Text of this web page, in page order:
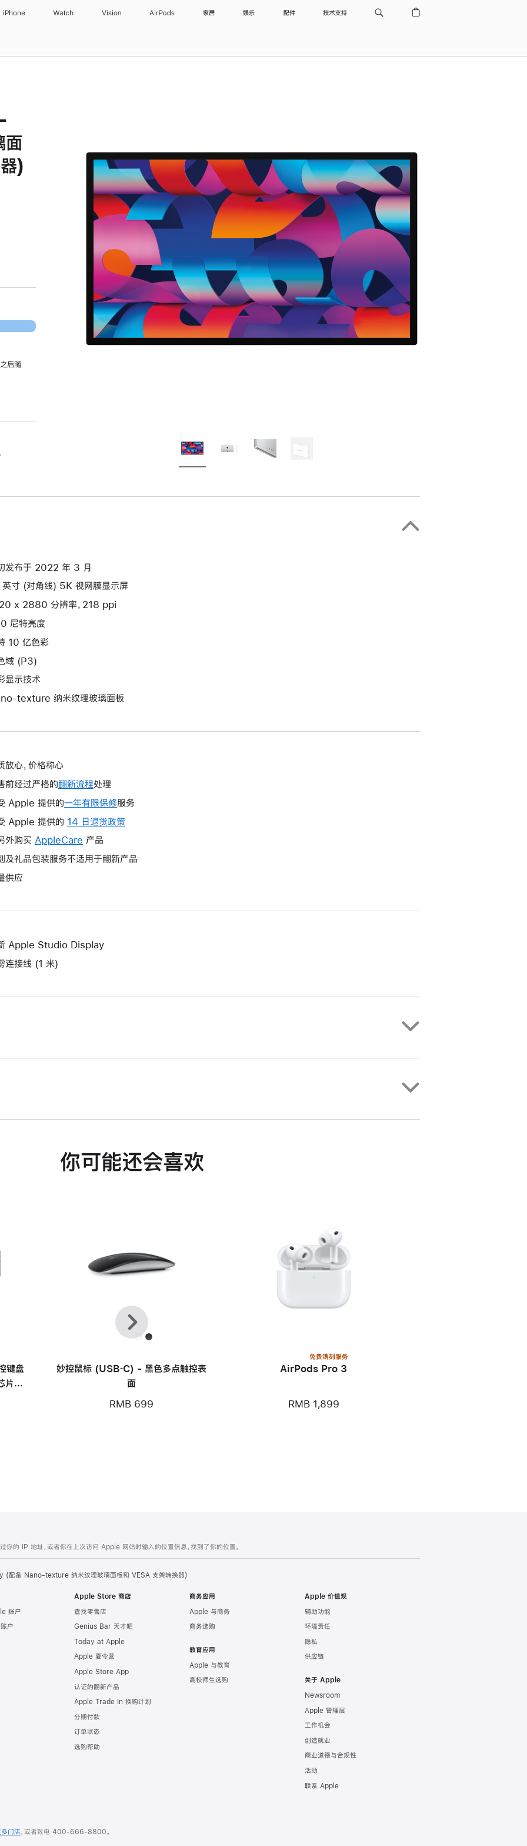
iPhone Watch Vision AirPods 家居 娱乐 配件 技术支持
面
)
后随
发布于 2022 年 3 月
寸 (对角线) 5K 视网膜显示屏
x 2880 分辨率，218 ppi
尼特亮度
10 亿色彩
域 (P3)
显示技术
texture 纳米纹理玻璃面板
放心，价格称心
前经过严格的翻新流程处理
Apple 提供的一年有限保修此
操
打
服务
Apple 提供的 14 日退货政策
将
新
外购买 AppleCare 此
操
开
的
产品
及礼品包装服务不适用于翻新产品
供应
Apple Studio Display
连接线 (1 米)
你可能还会喜欢
键盘
片的
妙控鼠标 (USB‑C) - 黑色多点触控表
面
RMB 699
免费镌刻服务
AirPods Pro 3
RMB 1,899
上
一
个
下
一
个
你的 IP 地址，或者你在上次访问 Apple 网站时输入的位置信息，找到了你的位置。
配备 Nano-texture 纳米纹理玻璃面板和 VESA 支架转换器)
账户
户
Apple Store 商店
查找零售店
Genius Bar 天才吧
Today at Apple
Apple 夏令营
Apple Store App
认证的翻新产品
Apple Trade In 换购计划
分期付款
订单状态
选购帮助
商务应用
Apple 与商务
商务选购
教育应用
Apple 与教育
高校师生选购
Apple 价值观
辅助功能
环境责任
隐私
供应链
关于 Apple
Newsroom
Apple 管理层
工作机会
创造就业
商业道德与合规性
活动
联系 Apple
多门店，或者致电 400-666-8800。